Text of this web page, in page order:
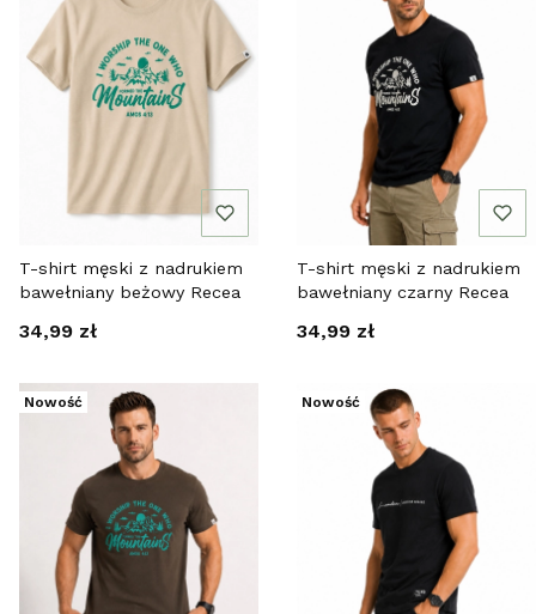
T-shirt męski z nadrukiem
bawełniany beżowy Recea
Cena
34,99 zł
T-shirt męski z nadrukiem
bawełniany czarny Recea
Cena
34,99 zł
Nowość Nowość